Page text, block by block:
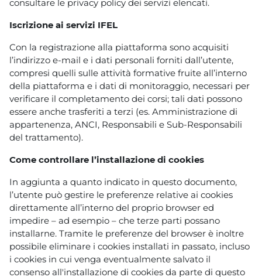
consultare le privacy policy dei servizi elencati.
Iscrizione ai servizi IFEL
Con la registrazione alla piattaforma sono acquisiti
l’indirizzo e-mail e i dati personali forniti dall’utente,
compresi quelli sulle attività formative fruite all’interno
della piattaforma e i dati di monitoraggio, necessari per
verificare il completamento dei corsi; tali dati possono
essere anche trasferiti a terzi (es. Amministrazione di
appartenenza, ANCI, Responsabili e Sub-Responsabili
del trattamento).
Come controllare l’installazione di cookies
In aggiunta a quanto indicato in questo documento,
l’utente può gestire le preferenze relative ai cookies
direttamente all’interno del proprio browser ed
impedire – ad esempio – che terze parti possano
installarne. Tramite le preferenze del browser è inoltre
possibile eliminare i cookies installati in passato, incluso
i cookies in cui venga eventualmente salvato il
consenso all'installazione di cookies da parte di questo